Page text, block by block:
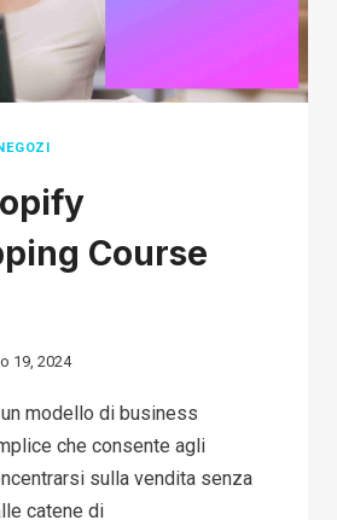
Course
19, 2024
un modello di business
che consente agli
sulla vendita senza
catene di